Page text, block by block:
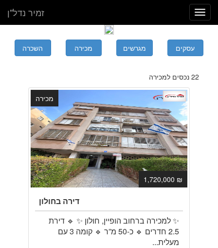
Toggle
navigation
זמיר נדל"ן
22 נכסים למכירה
₪ 1,720,000
מכירה
דירה בחולון
✨ למכירה ברחוב הופיין, חולון ✨ 🔹 דירת
2.5 חדרים 🔹 כ-50 מ”ר 🔹 קומה 3 עם
מעלית...